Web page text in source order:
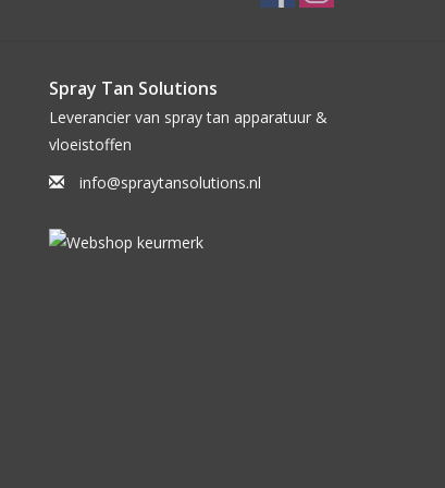
Spray Tan Solutions
Leverancier van spray tan apparatuur &
vloeistoffen
info@spraytansolutions.nl